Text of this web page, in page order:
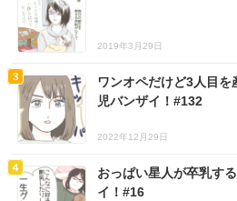
2019年3月29日
ワンオペだけど3人目
児バンザイ！#132
2022年12月29日
おっぱい星人が卒乳す
イ！#16